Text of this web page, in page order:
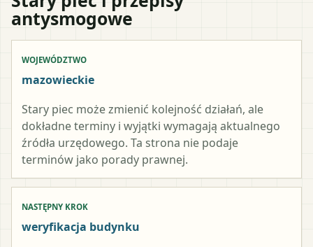
antysmogowe
WOJEWÓDZTWO
mazowieckie
Stary piec może zmienić kolejność działań, ale
dokładne terminy i wyjątki wymagają aktualnego
źródła urzędowego. Ta strona nie podaje
terminów jako porady prawnej.
NASTĘPNY KROK
weryfikacja budynku